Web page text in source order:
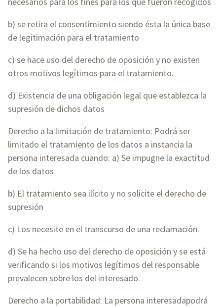
b) se retira el consentimiento siendo ésta la única base
de legitimación para el tratamiento
c) se hace uso del derecho de oposición y no existen
otros motivos legítimos para el tratamiento.
d) Existencia de una obligación legal que establezca la
supresión de dichos datos
Derecho a la limitación de tratamiento: Podrá ser
limitado el tratamiento de los datos a instancia la
persona interesada cuando: a) Se impugne la exactitud
de los datos
b) El tratamiento sea ilícito y no solicite el derecho de
supresión
c) Los necesite en el transcurso de una reclamación.
d) Se ha hecho uso del derecho de oposición y se está
verificando si los motivos legítimos del responsable
prevalecen sobre los del interesado.
Derecho a la portabilidad: La persona interesadapodrá